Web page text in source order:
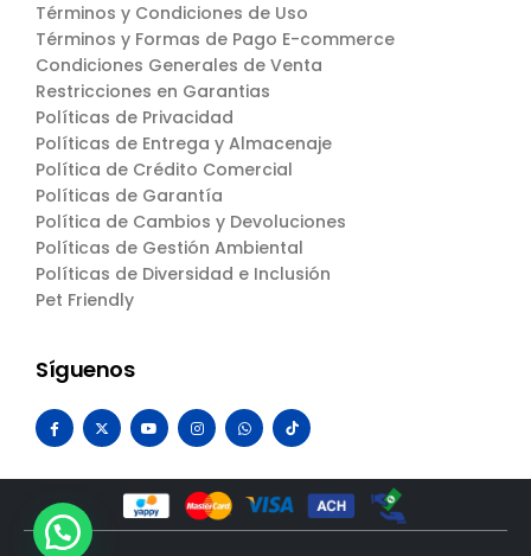
Términos y Condiciones de Uso
Términos y Formas de Pago E-commerce
Condiciones Generales de Venta
Restricciones en Garantias
Políticas de Privacidad
Políticas de Entrega y Almacenaje
Política de Crédito Comercial
Políticas de Garantía
Política de Cambios y Devoluciones
Políticas de Gestión Ambiental
Políticas de Diversidad e Inclusión
Pet Friendly
Síguenos